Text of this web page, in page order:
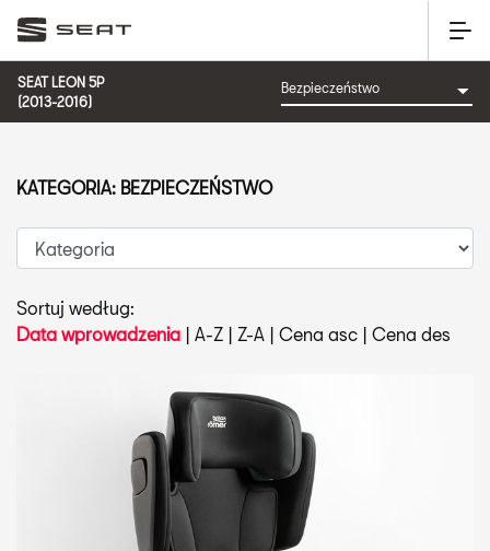
SEAT LEON 5P
(2013-2016)
Sortuj według:
Data wprowadzenia | A-Z | Z-A | Cena asc | Cena des
KATEGORIA: BEZPIECZEŃSTWO